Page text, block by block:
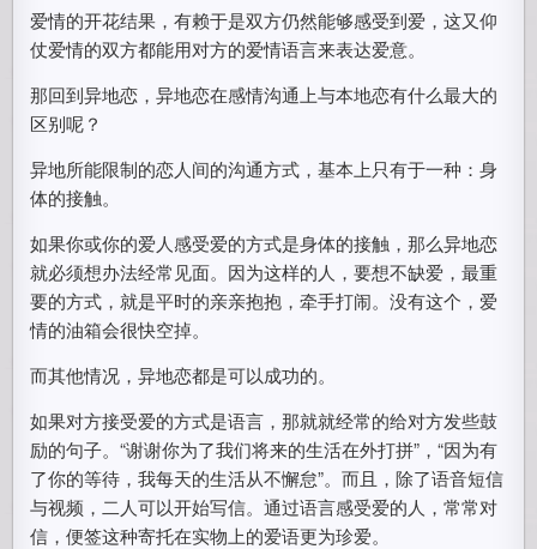
爱情的开花结果，有赖于是双方仍然能够感受到爱，这又仰
仗爱情的双方都能用对方的爱情语言来表达爱意。
那回到异地恋，异地恋在感情沟通上与本地恋有什么最大的
区别呢？
异地所能限制的恋人间的沟通方式，基本上只有于一种：身
体的接触。
如果你或你的爱人感受爱的方式是身体的接触，那么异地恋
就必须想办法经常见面。因为这样的人，要想不缺爱，最重
要的方式，就是平时的亲亲抱抱，牵手打闹。没有这个，爱
情的油箱会很快空掉。
而其他情况，异地恋都是可以成功的。
如果对方接受爱的方式是语言，那就就经常的给对方发些鼓
励的句子。“谢谢你为了我们将来的生活在外打拼”，“因为有
了你的等待，我每天的生活从不懈怠”。而且，除了语音短信
与视频，二人可以开始写信。通过语言感受爱的人，常常对
信，便签这种寄托在实物上的爱语更为珍爱。